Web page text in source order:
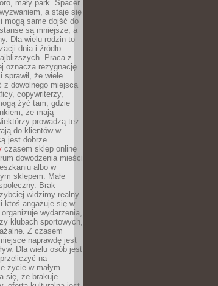
mały park. Spacer
a staje się
mogą same dojść do
są mniejsze, a
Dla wielu rodzin to
dnia i źródło
Praca z
oznacza rezygnację
sprawił, że wiele
z dowolnego miejsca
copywriterzy,
żyć tam, gdzie
że mają
prowadzą też
do klientów w
jest dobrze
czasem sklep online
dowodzenia mieści
albo w
sklepem. Małe
Brak
widzimy realny
ktoś angażuje się w
wydarzenia,
klubach sportowych,
Z czasem
naprawdę jest
Dla wielu osób jest
na
życie w małym
się, że brakuje